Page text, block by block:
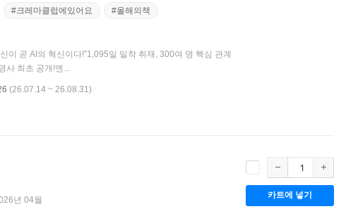
#크레마클럽에있어요 #올해의책
이 곧 AI의 혁신이다!”1,095일 밀착 취재, 300여 명 핵심 관계
사 최초 공개!엔...
(26.07.14 ~ 26.08.31)
년 04월 카트에 넣기